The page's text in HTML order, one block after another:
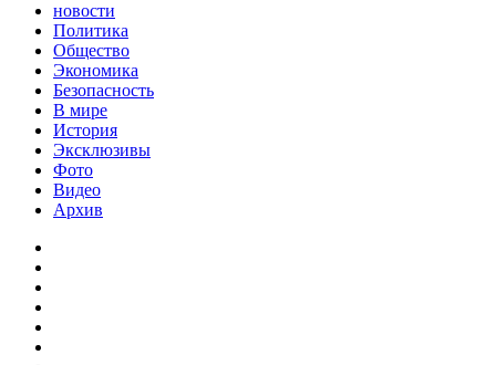
новости
Политика
Общество
Экономика
Безопасность
В мире
История
Эксклюзивы
Фото
Видео
Архив